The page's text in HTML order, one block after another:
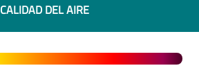
CALIDAD DEL AIRE